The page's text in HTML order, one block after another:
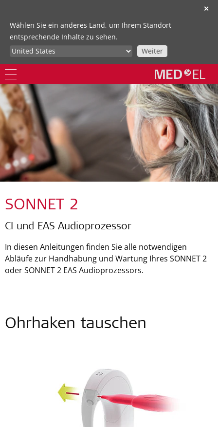
✕
Wählen Sie ein anderes Land, um Ihrem Standort
entsprechende Inhalte zu sehen.
Weiter
SONNET 2
CI und EAS Audioprozessor
In diesen Anleitungen finden Sie alle notwendigen
Abläufe zur Handhabung und Wartung Ihres SONNET 2
oder SONNET 2 EAS Audioprozessors.
Ohrhaken tauschen